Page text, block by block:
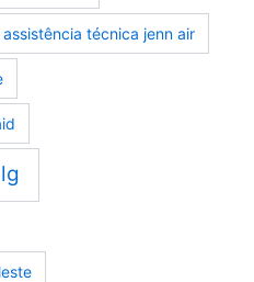
assistência técnica jenn air